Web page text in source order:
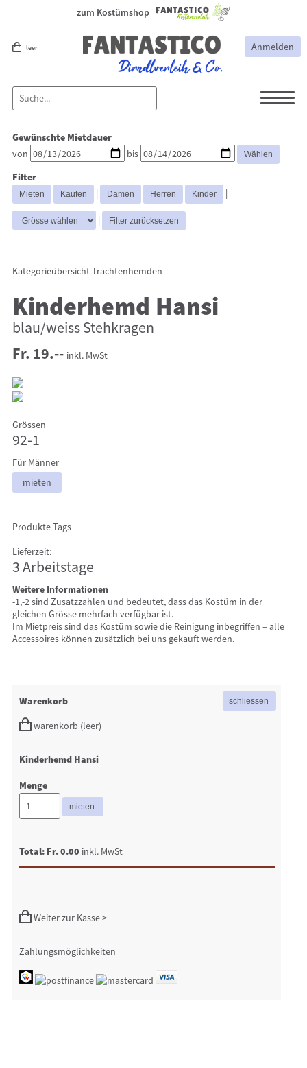
zum Kostümshop
leer Anmelden
Dirndl
Lederhosen Zubehör
Lederhosen
Kostüme
Hüte
Trachtenjacken
Trachtenhemden
Westen
Gewünschte Mietdauer
von bis
Filter
| |
|
KategorieübersichtTrachtenhemden
Kinderhemd Hansi
blau/weiss Stehkragen
Fr. 19.-- inkl. MwSt
Grössen
92-1
Für Männer
mieten
Produkte Tags
Lieferzeit:
3 Arbeitstage
Weitere Informationen
-1,-2 sind Zusatzzahlen und bedeutet, dass das Kostüm in der
gleichen Grösse mehrfach verfügbar ist.
Im Mietpreis sind das Kostüm sowie die Reinigung inbegriffen – alle
Accessoires können zusätzlich bei uns gekauft werden.
Warenkorb
warenkorb (leer)
Kinderhemd Hansi
Menge
Total: Fr. 0.00 inkl. MwSt
Weiter zur Kasse >
Zahlungsmöglichkeiten